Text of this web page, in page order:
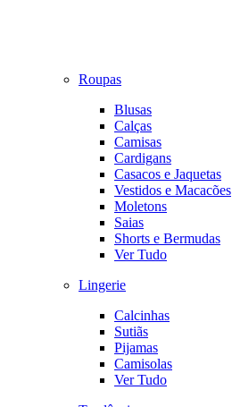
Roupas
Blusas
Calças
Camisas
Cardigans
Casacos e Jaquetas
Vestidos e Macacões
Moletons
Saias
Shorts e Bermudas
Ver Tudo
Lingerie
Calcinhas
Sutiãs
Pijamas
Camisolas
Ver Tudo